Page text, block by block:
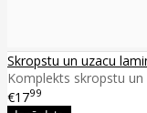
Skropstu un uzacu
Komplekts skropstu un
€1799